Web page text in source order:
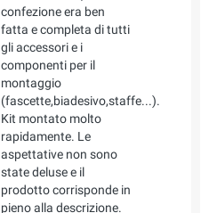
confezione era ben
fatta e completa di tutti
gli accessori e i
componenti per il
montaggio
(fascette,biadesivo,staffe...).
Kit montato molto
rapidamente. Le
aspettative non sono
state deluse e il
prodotto corrisponde in
pieno alla descrizione.